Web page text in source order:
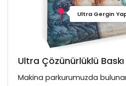
Ultra Gergin
Ultra Çözünürlüklü Baskı
Makina parkurumuzda